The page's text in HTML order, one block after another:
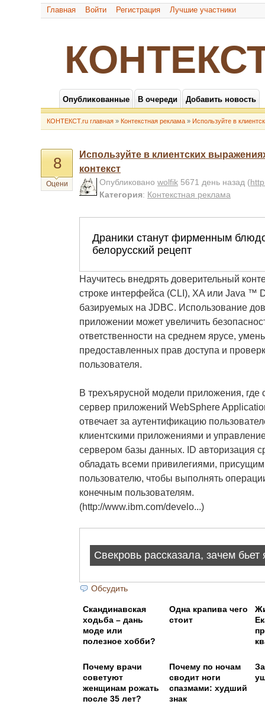
Главная Войти Регистрация Лучшие участники
Опубликованные В очереди Добавить новость
КОНТЕКСТ.ru главная » Контекстная реклама » Используйте в
8
Оцени
Используйте в клиентских
контекст
Опубликовано wolfik 5671 день назад (
Категория: Контекстная реклама
Научитесь внедрять доверительный
строке интерфейса (CLI), XA или Java ™
базируемых на JDBC. Использование
приложении может увеличить
ответственности на среднем ярусе,
предоставленных прав доступа и
пользователя.
В трехъярусной модели приложения, где
сервер приложений WebSphere
отвечает за аутентификацию
клиентскими приложениями и
сервером базы данных. ID авторизация
обладать всеми привилегиями,
пользователю, чтобы выполнять
конечным пользователям.
(http://www.ibm.com/develo...)
Обсудить
Скандинавская
ходьба – дань
моде или
полезное хобби?
Одна крапива чего
стоит
Почему врачи
советуют
женщинам рожать
после 35 лет?
Почему по ночам
сводит ноги
спазмами: худший
знак